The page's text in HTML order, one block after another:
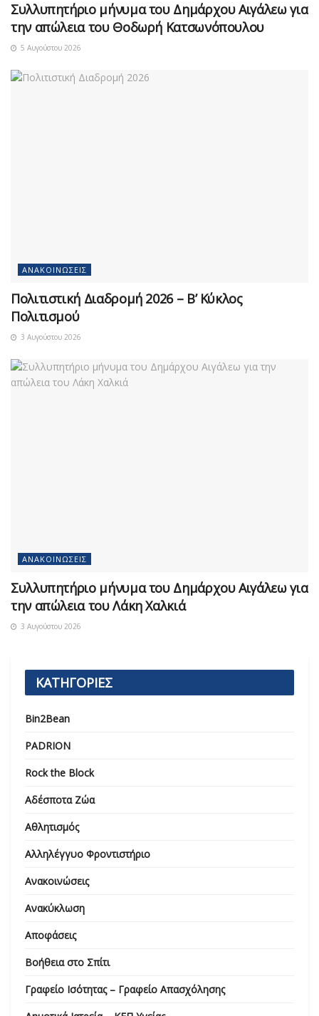
Συλλυπητήριο μήνυμα του Δημάρχου Αιγάλεω για
την απώλεια του Θοδωρή Κατσωνόπουλου
5 Αυγούστου 2026
ΑΝΑΚΟΙΝΏΣΕΙΣ
Πολιτιστική Διαδρομή 2026 – Β’ Κύκλος
Πολιτισμού
3 Αυγούστου 2026
ΑΝΑΚΟΙΝΏΣΕΙΣ
Συλλυπητήριο μήνυμα του Δημάρχου Αιγάλεω για
την απώλεια του Λάκη Χαλκιά
3 Αυγούστου 2026
ΚΑΤΗΓΟΡΙΕΣ
Bin2Bean
PADRION
Rock the Block
Αδέσποτα Ζώα
Αθλητισμός
Αλληλέγγυο Φροντιστήριο
Ανακοινώσεις
Ανακύκλωση
Αποφάσεις
Βοήθεια στο Σπίτι
Γραφείο Ισότητας – Γραφείο Απασχόλησης